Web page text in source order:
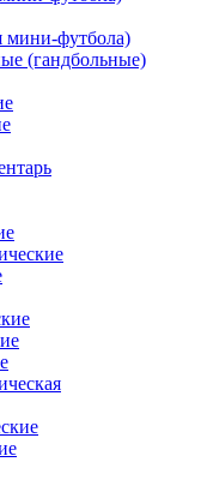
мини-футбола)
(гандбольные)